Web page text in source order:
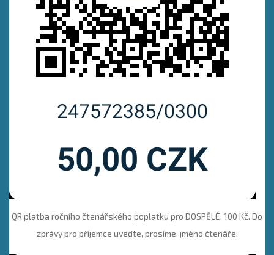
QR platba ročního čtenářského poplatku pro DOSPĚLÉ: 100 Kč. Do
zprávy pro příjemce uveďte, prosíme, jméno čtenáře: